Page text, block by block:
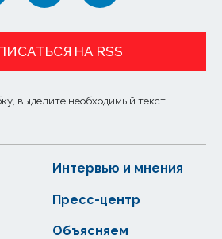
НА RSS
выделите необходимый текст
Интервью и мнения
Пресс-центр
Объясняем